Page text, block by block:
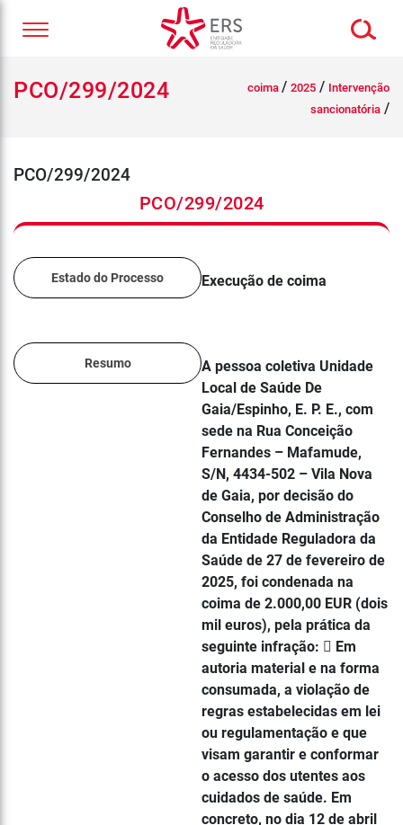
PCO/299/2024 coima / 2025 / Intervenção
sancionatória /
PCO/299/2024
PCO/299/2024
Estado do Processo Execução de coima
Resumo
A pessoa coletiva Unidade
Local de Saúde De
Gaia/Espinho, E. P. E., com
sede na Rua Conceição
Fernandes – Mafamude,
S/N, 4434-502 – Vila Nova
de Gaia, por decisão do
Conselho de Administração
da Entidade Reguladora da
Saúde de 27 de fevereiro de
2025, foi condenada na
coima de 2.000,00 EUR (dois
mil euros), pela prática da
seguinte infração:  Em
autoria material e na forma
consumada, a violação de
regras estabelecidas em lei
ou regulamentação e que
visam garantir e conformar
o acesso dos utentes aos
cuidados de saúde. Em
concreto, no dia 12 de abril